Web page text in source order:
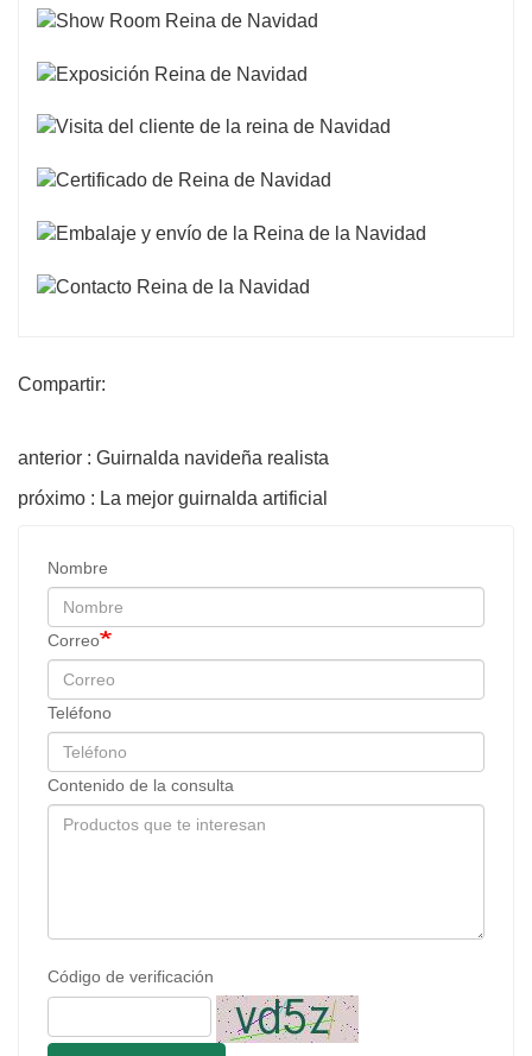
Compartir:
anterior : Guirnalda navideña realista
próximo : La mejor guirnalda artificial
Nombre
Correo
Teléfono
Contenido de la consulta
Código de verificación